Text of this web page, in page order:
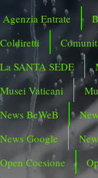
Agenzia Entrate
Coldiretti
La SANTA SEDE
Musei Vaticani
News BeWeB
News Google
Open Coesione